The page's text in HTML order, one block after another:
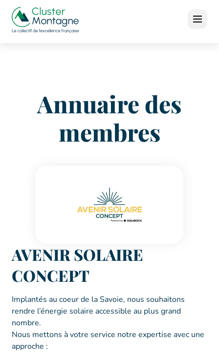
Annuaire des
membres
AVENIR SOLAIRE
CONCEPT
Implantés au coeur de la Savoie, nous souhaitons
rendre l’énergie solaire accessible au plus grand
nombre.
Nous mettons à votre service notre expertise avec une
approche :